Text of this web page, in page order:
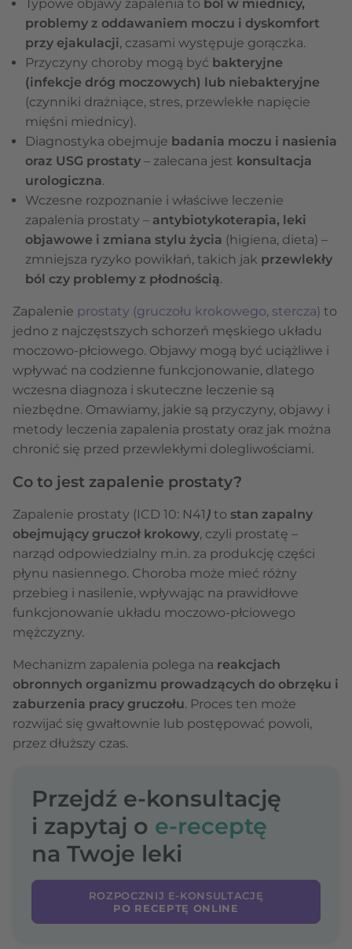
Typowe objawy zapalenia to ból w miednicy,
problemy z oddawaniem moczu i dyskomfort
przy ejakulacji, czasami występuje gorączka.
Przyczyny choroby mogą być bakteryjne
(infekcje dróg moczowych) lub niebakteryjne
(czynniki drażniące, stres, przewlekłe napięcie
mięśni miednicy).
Diagnostyka obejmuje badania moczu i nasienia
oraz USG prostaty – zalecana jest konsultacja
urologiczna.
Wczesne rozpoznanie i właściwe leczenie
zapalenia prostaty – antybiotykoterapia, leki
objawowe i zmiana stylu życia (higiena, dieta) –
zmniejsza ryzyko powikłań, takich jak przewlekły
ból czy problemy z płodnością.
Zapalenie prostaty (gruczołu krokowego, stercza) to
jedno z najczęstszych schorzeń męskiego układu
moczowo-płciowego. Objawy mogą być uciążliwe i
wpływać na codzienne funkcjonowanie, dlatego
wczesna diagnoza i skuteczne leczenie są
niezbędne. Omawiamy, jakie są przyczyny, objawy i
metody leczenia zapalenia prostaty oraz jak można
chronić się przed przewlekłymi dolegliwościami.
Co to jest zapalenie prostaty?
Zapalenie prostaty (ICD 10: N41 ) to stan zapalny
obejmujący gruczoł krokowy, czyli prostatę –
narząd odpowiedzialny m.in. za produkcję części
płynu nasiennego. Choroba może mieć różny
przebieg i nasilenie, wpływając na prawidłowe
funkcjonowanie układu moczowo-płciowego
mężczyzny.
Mechanizm zapalenia polega na reakcjach
obronnych organizmu prowadzących do obrzęku i
zaburzenia pracy gruczołu. Proces ten może
rozwijać się gwałtownie lub postępować powoli,
przez dłuższy czas.
Przejdź e-konsultację
i zapytaj o e-receptę
na Twoje leki
ROZPOCZNIJ E-KONSULTACJĘ
PO RECEPTĘ ONLINE